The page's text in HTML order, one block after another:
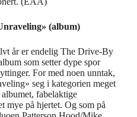
(album)
år er endelig The Drive-By
som setter dype spor
For med noen unntak,
seg i kategorien meget
fabelaktige
mye på hjertet. Og som på